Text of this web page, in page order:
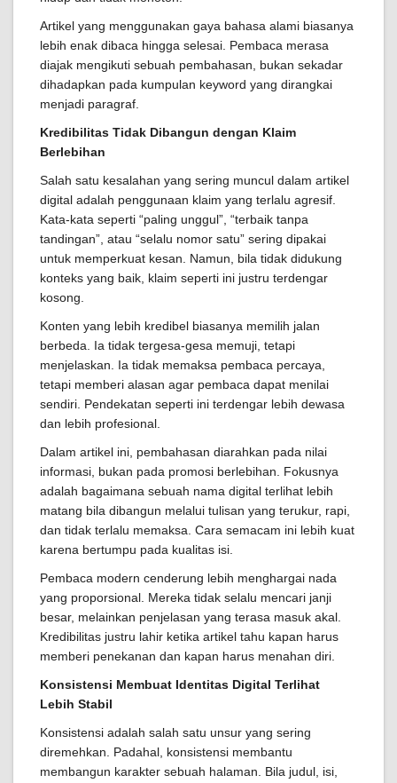
Artikel yang menggunakan gaya bahasa alami biasanya
lebih enak dibaca hingga selesai. Pembaca merasa
diajak mengikuti sebuah pembahasan, bukan sekadar
dihadapkan pada kumpulan keyword yang dirangkai
menjadi paragraf.
Kredibilitas Tidak Dibangun dengan Klaim
Berlebihan
Salah satu kesalahan yang sering muncul dalam artikel
digital adalah penggunaan klaim yang terlalu agresif.
Kata-kata seperti “paling unggul”, “terbaik tanpa
tandingan”, atau “selalu nomor satu” sering dipakai
untuk memperkuat kesan. Namun, bila tidak didukung
konteks yang baik, klaim seperti ini justru terdengar
kosong.
Konten yang lebih kredibel biasanya memilih jalan
berbeda. Ia tidak tergesa-gesa memuji, tetapi
menjelaskan. Ia tidak memaksa pembaca percaya,
tetapi memberi alasan agar pembaca dapat menilai
sendiri. Pendekatan seperti ini terdengar lebih dewasa
dan lebih profesional.
Dalam artikel ini, pembahasan diarahkan pada nilai
informasi, bukan pada promosi berlebihan. Fokusnya
adalah bagaimana sebuah nama digital terlihat lebih
matang bila dibangun melalui tulisan yang terukur, rapi,
dan tidak terlalu memaksa. Cara semacam ini lebih kuat
karena bertumpu pada kualitas isi.
Pembaca modern cenderung lebih menghargai nada
yang proporsional. Mereka tidak selalu mencari janji
besar, melainkan penjelasan yang terasa masuk akal.
Kredibilitas justru lahir ketika artikel tahu kapan harus
memberi penekanan dan kapan harus menahan diri.
Konsistensi Membuat Identitas Digital Terlihat
Lebih Stabil
Konsistensi adalah salah satu unsur yang sering
diremehkan. Padahal, konsistensi membantu
membangun karakter sebuah halaman. Bila judul, isi,